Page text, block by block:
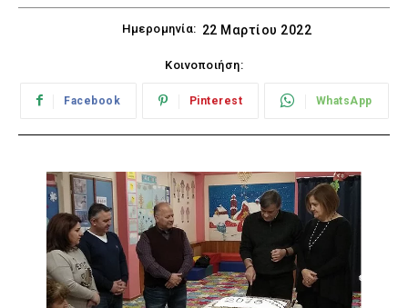
Ημερομηνία: 22 Μαρτίου 2022
Κοινοποιήση:
Facebook Pinterest WhatsApp